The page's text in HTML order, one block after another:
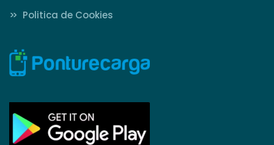
>>
Politica de Cookies